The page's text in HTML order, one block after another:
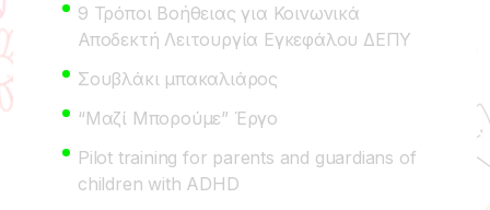
9 Τρόποι Βοήθειας για Κοινωνικά
Αποδεκτή Λειτουργία Εγκεφάλου ΔΕΠΥ
Σουβλάκι μπακαλιάρος
“Μαζί Μπορούμε” Έργο
Pilot training for parents and guardians of
children with ADHD